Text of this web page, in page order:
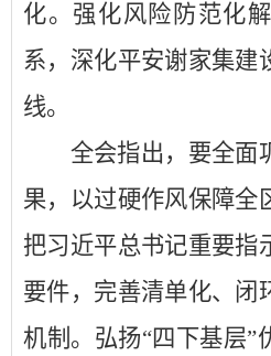
化。 强化风险防范化
系，深化平安谢家集建
线。
全会指出，要全面
果，以过硬作风保障全
把习近平总书记重要指
要件，完善清单化、闭
机制。弘扬“四下基层”